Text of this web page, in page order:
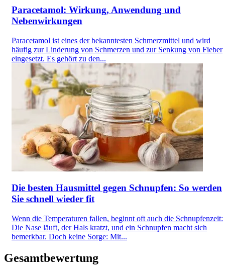
Paracetamol: Wirkung, Anwendung und
Nebenwirkungen
Paracetamol ist eines der bekanntesten Schmerzmittel und wird
häufig zur Linderung von Schmerzen und zur Senkung von Fieber
eingesetzt. Es gehört zu den...
Die besten Hausmittel gegen Schnupfen: So werden
Sie schnell wieder fit
Wenn die Temperaturen fallen, beginnt oft auch die Schnupfenzeit:
Die Nase läuft, der Hals kratzt, und ein Schnupfen macht sich
bemerkbar. Doch keine Sorge: Mit...
Gesamtbewertung